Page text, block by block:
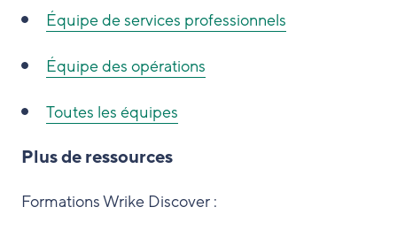
Équipe de services professionnels
Équipe des opérations
Toutes les équipes
Plus de ressources
Formations Wrike Discover :